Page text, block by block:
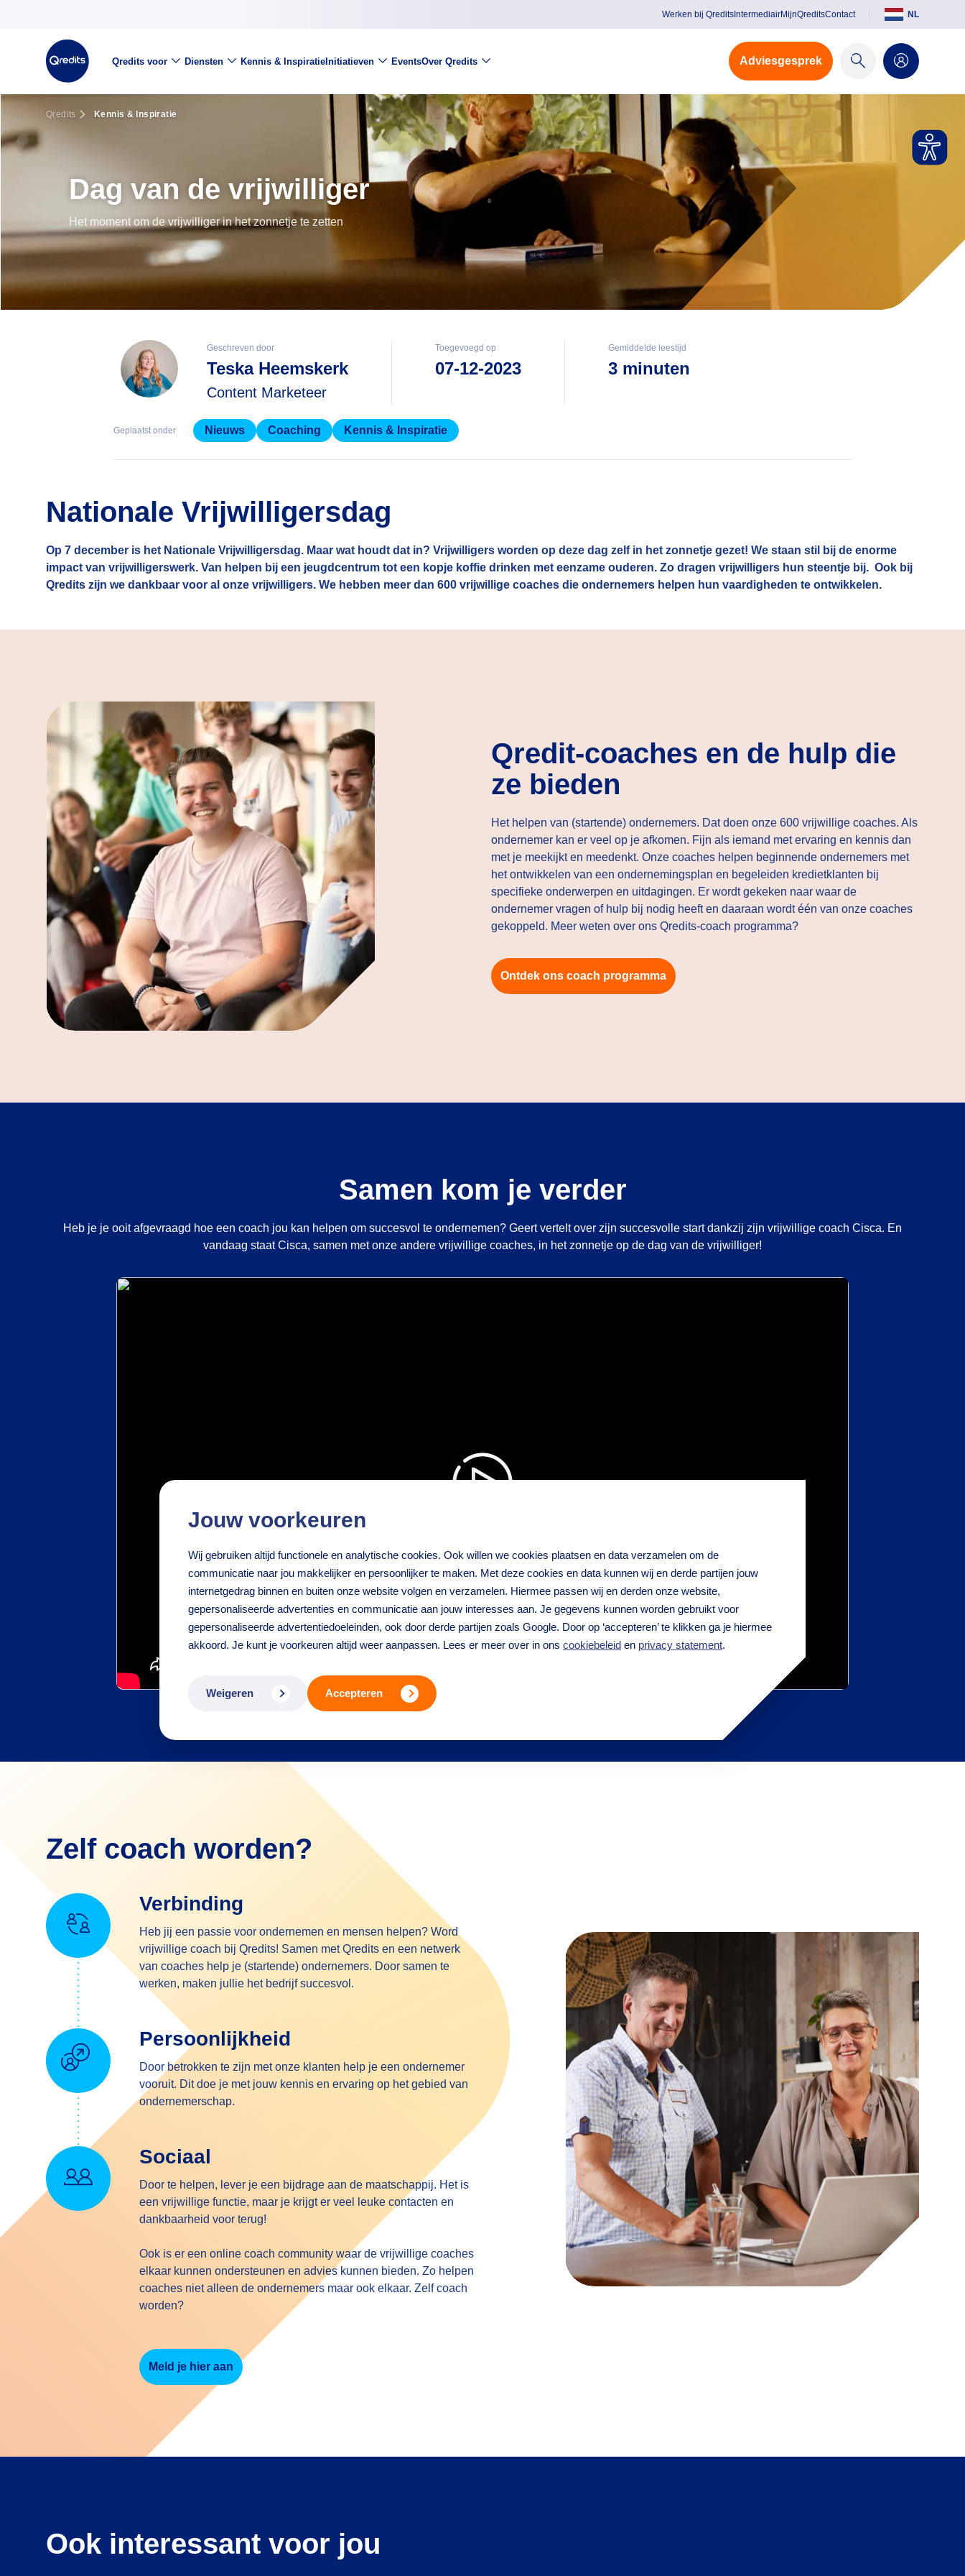
Jouw voorkeuren
Wij gebruiken altijd functionele en analytische cookies. Ook willen we cookies plaatsen en data verzamelen om de
communicatie naar jou makkelijker en persoonlijker te maken. Met deze cookies en data kunnen wij en derde partijen jouw
internetgedrag binnen en buiten onze website volgen en verzamelen. Hiermee passen wij en derden onze website,
gepersonaliseerde advertenties en communicatie aan jouw interesses aan. Je gegevens kunnen worden gebruikt voor
gepersonaliseerde advertentiedoeleinden, ook door derde partijen zoals Google. Door op ‘accepteren’ te klikken ga je hiermee
akkoord. Je kunt je voorkeuren altijd weer aanpassen. Lees er meer over in ons cookiebeleid en privacy statement.
Weigeren Accepteren
Werken bij Qredits IntermediairMijnQreditsContact NL
Qredits voor Diensten Kennis & InspiratieInitiatieven EventsOver Qredits Adviesgesprek
Qredits Kennis & Inspiratie
Dag van de vrijwilliger
Het moment om de vrijwilliger in het zonnetje te zetten
Geschreven door
Teska Heemskerk
Content Marketeer
Toegevoegd op
07-12-2023
Gemiddelde leestijd
3 minuten
Geplaatst onder Nieuws Coaching Kennis & Inspiratie
Nationale Vrijwilligersdag
Op 7 december is het Nationale Vrijwilligersdag. Maar wat houdt dat in? Vrijwilligers worden op deze dag zelf in het zonnetje gezet! We staan stil bij de enorme
impact van vrijwilligerswerk. Van helpen bij een jeugdcentrum tot een kopje koffie drinken met eenzame ouderen. Zo dragen vrijwilligers hun steentje bij. Ook bij
Qredits zijn we dankbaar voor al onze vrijwilligers. We hebben meer dan 600 vrijwillige coaches die ondernemers helpen hun vaardigheden te ontwikkelen.
Qredit-coaches en de hulp die
ze bieden
Het helpen van (startende) ondernemers. Dat doen onze 600 vrijwillige coaches. Als
ondernemer kan er veel op je afkomen. Fijn als iemand met ervaring en kennis dan
met je meekijkt en meedenkt. Onze coaches helpen beginnende ondernemers met
het ontwikkelen van een ondernemingsplan en begeleiden kredietklanten bij
specifieke onderwerpen en uitdagingen. Er wordt gekeken naar waar de
ondernemer vragen of hulp bij nodig heeft en daaraan wordt één van onze coaches
gekoppeld. Meer weten over ons Qredits-coach programma?
Ontdek ons coach programma
Samen kom je verder
Heb je je ooit afgevraagd hoe een coach jou kan helpen om succesvol te ondernemen? Geert vertelt over zijn succesvolle start dankzij zijn vrijwillige coach Cisca. En
vandaag staat Cisca, samen met onze andere vrijwillige coaches, in het zonnetje op de dag van de vrijwilliger!
Zelf coach worden?
Verbinding
Heb jij een passie voor ondernemen en mensen helpen? Word
vrijwillige coach bij Qredits! Samen met Qredits en een netwerk
van coaches help je (startende) ondernemers. Door samen te
werken, maken jullie het bedrijf succesvol.
Persoonlijkheid
Door betrokken te zijn met onze klanten help je een ondernemer
vooruit. Dit doe je met jouw kennis en ervaring op het gebied van
ondernemerschap.
Sociaal
Door te helpen, lever je een bijdrage aan de maatschappij. Het is
een vrijwillige functie, maar je krijgt er veel leuke contacten en
dankbaarheid voor terug!
Ook is er een online coach community waar de vrijwillige coaches
elkaar kunnen ondersteunen en advies kunnen bieden. Zo helpen
coaches niet alleen de ondernemers maar ook elkaar. Zelf coach
worden?
Meld je hier aan
Ook interessant voor jou